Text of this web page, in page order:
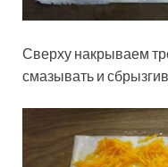
Сверху накрываем
смазывать и